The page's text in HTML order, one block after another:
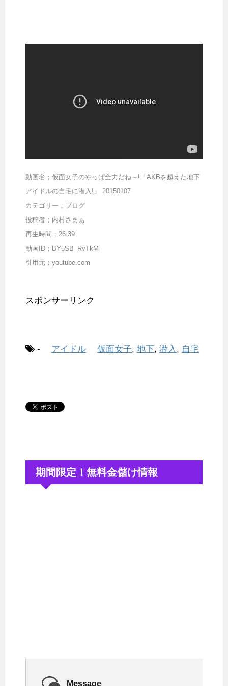
動画名；仮面女子のやっぱ全力だね～!「AKBを超えた地下
アイドルの自宅に潜入!」 20150107
カテゴリー；ブログ
投稿者；内村さまぁ
再生時間；26:39
動画ID；BY5SB_RvTkM
引用元；youtube.com
スポンサーリンク
- アイドル 仮面女子, 地下, 潜入 , 自宅
期間限定！無料金儲け情報
Message